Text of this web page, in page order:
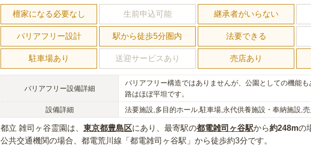
檀家になる必要なし 生前申込可能 継承者がいらない
バリアフリー設計 駅から徒歩5分圏内 法要できる
駐車場あり 送迎サービスあり 売店あり
バリアフリー設備詳細
バリアフリー構造ではありませんが、公園としての機能
路はほぼ平坦です。
設備詳細
法要施設,多目的ホール,駐車場,永代供養施設・奉納施設,
都立 雑司ヶ谷霊園 は、 東京都豊島区にあり 、最寄駅の都電雑司ヶ谷駅から約248mの
公共交通機関の場合 、都電荒川線「都電雑司ヶ谷駅」から徒歩約3分です。